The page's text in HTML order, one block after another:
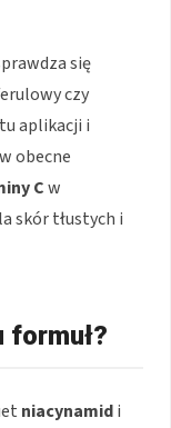
się
czy
aplikacji i
obecne
Cw
skór tłustych i
formuł?
niacynamidi